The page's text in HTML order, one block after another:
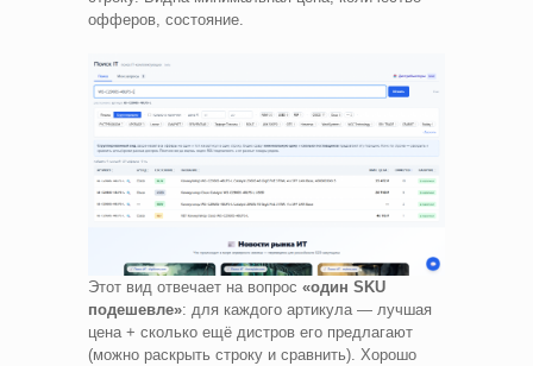
офферов, состояние.
Этот вид отвечает на вопрос «один SKU
подешевле»: для каждого артикула — лучшая
цена + сколько ещё дистров его предлагают
(можно раскрыть строку и сравнить). Хорошо